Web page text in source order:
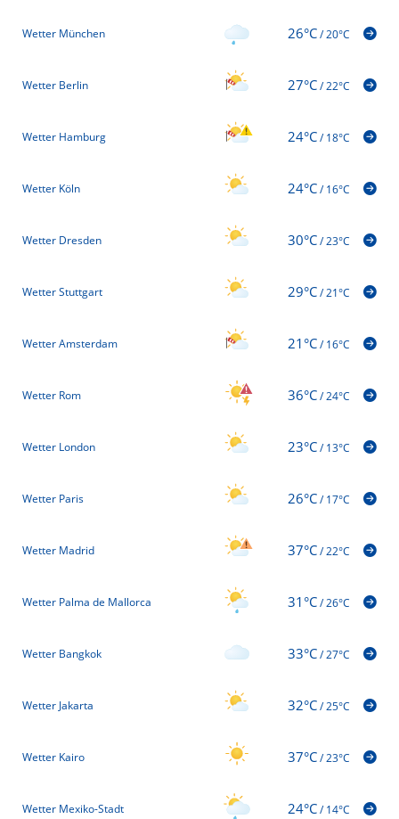
Wetter München 26°C/20°C
Wetter Berlin 27°C/22°C
Wetter Hamburg 24°C/18°C
Wetter Köln 24°C/16°C
Wetter Dresden 30°C/23°C
Wetter Stuttgart 29°C/21°C
Wetter Amsterdam 21°C/16°C
Wetter Rom 36°C/24°C
Wetter London 23°C/13°C
Wetter Paris 26°C/17°C
Wetter Madrid 37°C/22°C
Wetter Palma de Mallorca 31°C/26°C
Wetter Bangkok 33°C/27°C
Wetter Jakarta 32°C/25°C
Wetter Kairo 37°C/23°C
Wetter Mexiko-Stadt 24°C/14°C